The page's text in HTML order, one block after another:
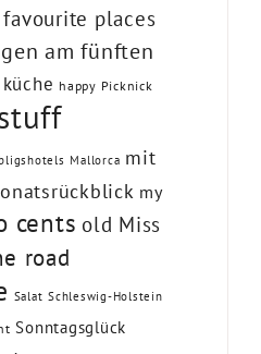
favourite places
am fünften
happy Picknick
Mallorca mit
my
cents old Miss
road
Salat Schleswig-Holstein
Sonntagsglück